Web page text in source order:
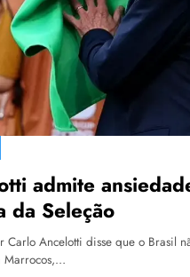
admite
da Seleção
Carlo Ancelotti disse que o Brasil
Marrocos,…